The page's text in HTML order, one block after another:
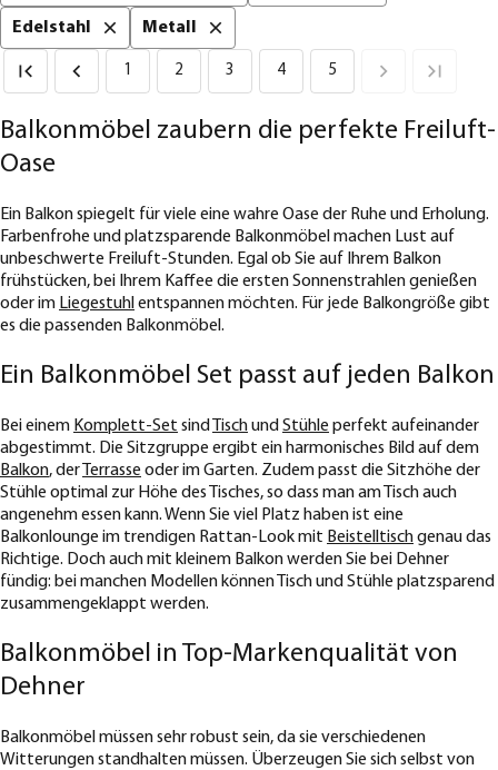
Edelstahl Metall
1 2 3 4 5
Balkonmöbel zaubern die perfekte Freiluft-
Oase
Ein Balkon spiegelt für viele eine wahre Oase der Ruhe und Erholung.
Farbenfrohe und platzsparende Balkonmöbel machen Lust auf
unbeschwerte Freiluft-Stunden. Egal ob Sie auf Ihrem Balkon
frühstücken, bei Ihrem Kaffee die ersten Sonnenstrahlen genießen
oder im Liegestuhlentspannen möchten. Für jede Balkongröße gibt
es die passenden Balkonmöbel.
Ein Balkonmöbel Set passt auf jeden Balkon
Bei einem Komplett-Set sind Tischund Stühle perfekt aufeinander
abgestimmt. Die Sitzgruppe ergibt ein harmonisches Bild auf dem
Balkon, der Terrasse oder im Garten. Zudem passt die Sitzhöhe der
Stühle optimal zur Höhe des Tisches, so dass man am Tisch auch
angenehm essen kann. Wenn Sie viel Platz haben ist eine
Balkonlounge im trendigen Rattan-Look mit Beistelltischgenau das
Richtige. Doch auch mit kleinem Balkon werden Sie bei Dehner
fündig: bei manchen Modellen können Tisch und Stühle platzsparend
zusammengeklappt werden.
Balkonmöbel in Top-Markenqualität von
Dehner
Balkonmöbel müssen sehr robust sein, da sie verschiedenen
Witterungen standhalten müssen. Überzeugen Sie sich selbst von